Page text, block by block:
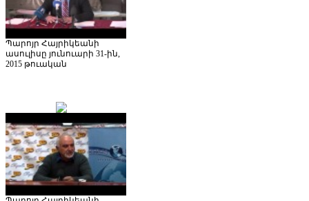
Պարոյր Հայրիկեանի
ասուլիսը յունուարի 31-ին,
2015 թուական